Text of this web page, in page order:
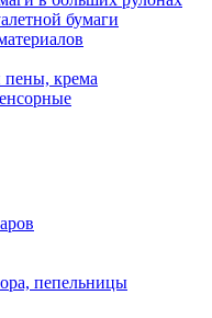
бумаги
пены, крема
пепельницы